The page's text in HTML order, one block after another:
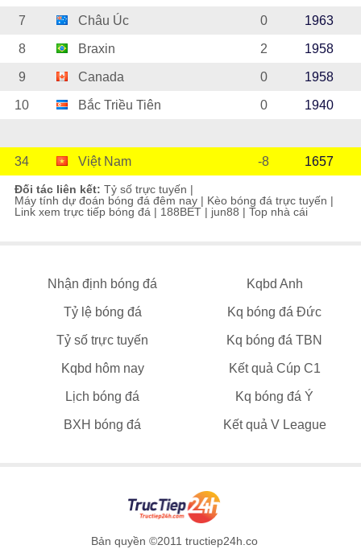
7 Châu Úc 0 1963
8 Braxin 2 1958
9 Canada 0 1958
10 Bắc Triều Tiên 0 1940
34 Việt Nam -8 1657
Đối tác liên kết: Tỷ số trực tuyến |
Máy tính dự đoán bóng đá đêm nay | Kèo bóng đá trực tuyến |
Link xem trực tiếp bóng đá | 188BET | jun88 | Top nhà cái
Nhận định bóng đá Kqbd Anh
Tỷ lệ bóng đá Kq bóng đá Đức
Tỷ số trực tuyến Kq bóng đá TBN
Kqbd hôm nay Kết quả Cúp C1
Lịch bóng đá Kq bóng đá Ý
BXH bóng đá Kết quả V League
Bản quyền ©2011 tructiep24h.co